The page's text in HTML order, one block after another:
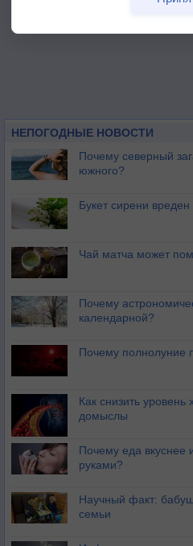
НЕПОГОДНЫЕ НОВОСТИ
Почему северный
южного?
Букет сирени
Чай матча может
Почему
календарной?
Почему полнолуние
Как снизить
домыслы
Почему еда вкуснее
руками?
Научный факт:
семьи